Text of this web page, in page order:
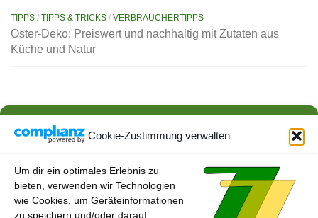
Cookie-Zustimmung verwalten
Um dir ein optimales Erlebnis zu
bieten, verwenden wir Technologien
wie Cookies, um Geräteinformationen
zu speichern und/oder darauf
TIPPS / TIPPS & TRICKS / VERBRAUCHERTIPPS
Oster-Deko: Preiswert und nachhaltig mit Zutaten aus
Küche und Natur
Neue Kennzeichnungspflicht an der Fleischtheke ab 1.
22. JANUAR 2024